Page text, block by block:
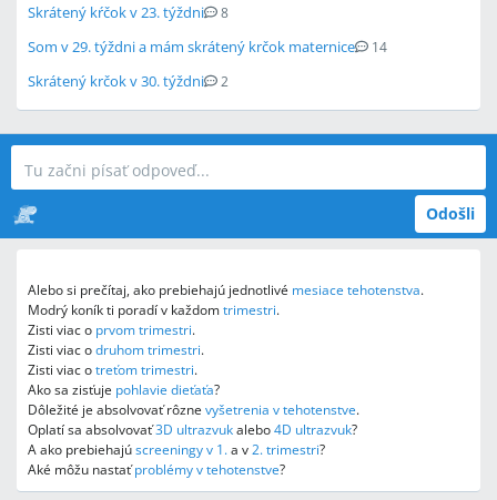
Skrátený kŕčok v 23. týždni 8
Som v 29. týždni a mám skrátený krčok maternice 14
Skrátený krčok v 30. týždni 2
Odošli
Alebo si prečítaj, ako prebiehajú jednotlivé mesiace tehotenstva.
Modrý koník ti poradí v každomtrimestri.
Zisti viac o prvom trimestri.
Zisti viac odruhom trimestri.
Zisti viac otreťom trimestri.
Ako sa zisťuje pohlavie dieťaťa?
Dôležité je absolvovať rôzne vyšetrenia v tehotenstve.
Oplatí sa absolvovať3D ultrazvukalebo4D ultrazvuk?
A ako prebiehajúscreeningy v 1.a v2. trimestri?
Aké môžu nastaťproblémy v tehotenstve?